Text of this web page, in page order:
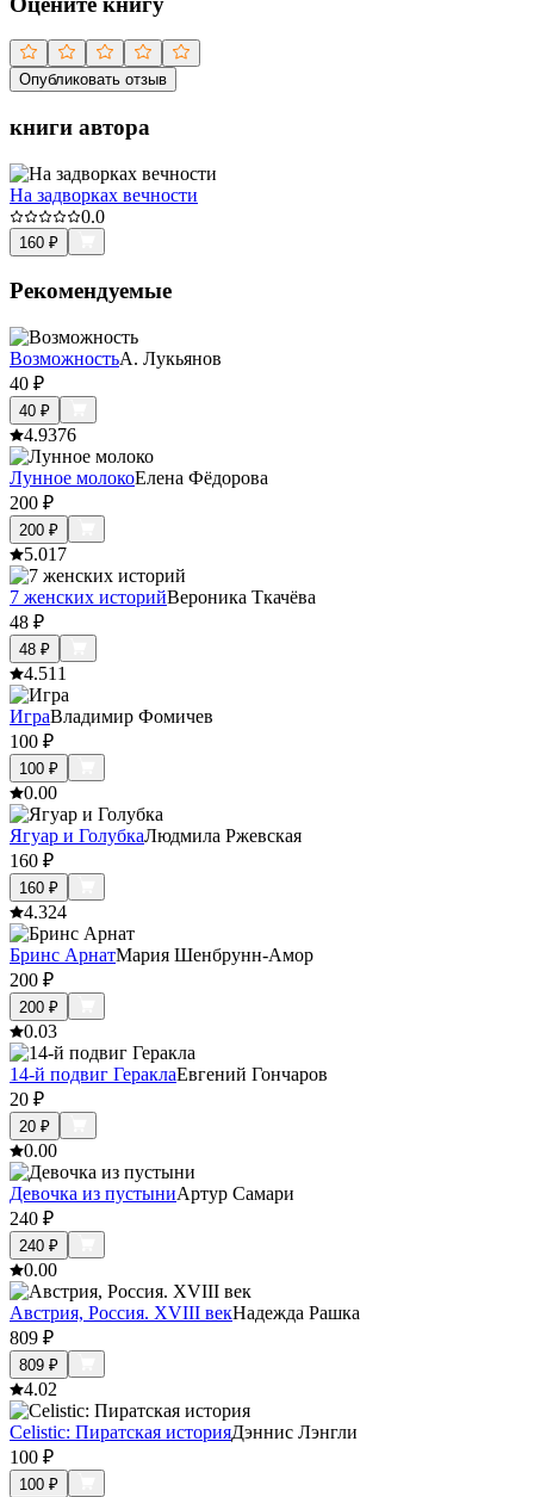
Опубликовать отзыв
книги автора
На задворках вечности
0.0
160 ₽
Рекомендуемые
ВозможностьА. Лукьянов
40 ₽
40 ₽
4.9376
Лунное молокоЕлена Фёдорова
200 ₽
200 ₽
5.017
7 женских историйВероника Ткачёва
48 ₽
48 ₽
4.511
ИграВладимир Фомичев
100 ₽
100 ₽
0.00
Ягуар и ГолубкаЛюдмила Ржевская
160 ₽
160 ₽
4.324
Бринс АрнатМария Шенбрунн-Амор
200 ₽
200 ₽
0.03
14-й подвиг ГераклаЕвгений Гончаров
20 ₽
20 ₽
0.00
Девочка из пустыниАртур Самари
240 ₽
240 ₽
0.00
Австрия, Россия. XVIII векНадежда Рашка
809 ₽
809 ₽
4.02
Celistic: Пиратская историяДэннис Лэнгли
100 ₽
100 ₽